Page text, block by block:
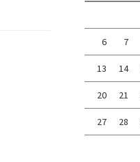
6 7
13 14
20 21
27 28